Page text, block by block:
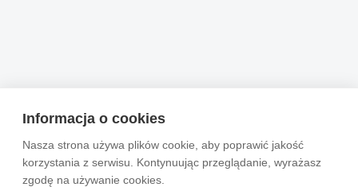
Informacja o cookies
Nasza strona używa plików cookie, aby poprawić jakość
korzystania z serwisu. Kontynuując przeglądanie, wyrażasz
zgodę na używanie cookies.